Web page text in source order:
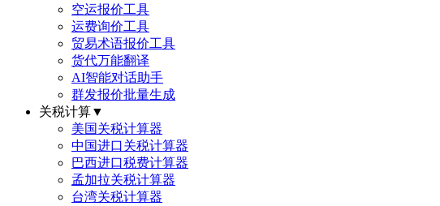
空运报价工具
运费询价工具
贸易术语报价工具
货代万能翻译
AI智能对话助手
群发报价批量生成
关税计算▼
美国关税计算器
中国进口关税计算器
巴西进口税费计算器
孟加拉关税计算器
台湾关税计算器